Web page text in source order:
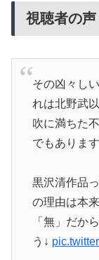
視聴者の声
その凶々し
れは北野武
吹に満ちた
でもありま
黒沢清作品
の理由は本
「無」だか
う↓